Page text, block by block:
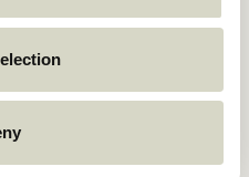
Kumu Lampe Ø18 Hvid
859,00kr.